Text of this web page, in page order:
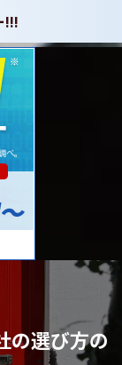
!!!
の選び方の